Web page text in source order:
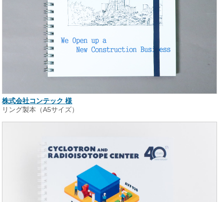
株式会社コンテック 様
リング製本（A5サイズ）